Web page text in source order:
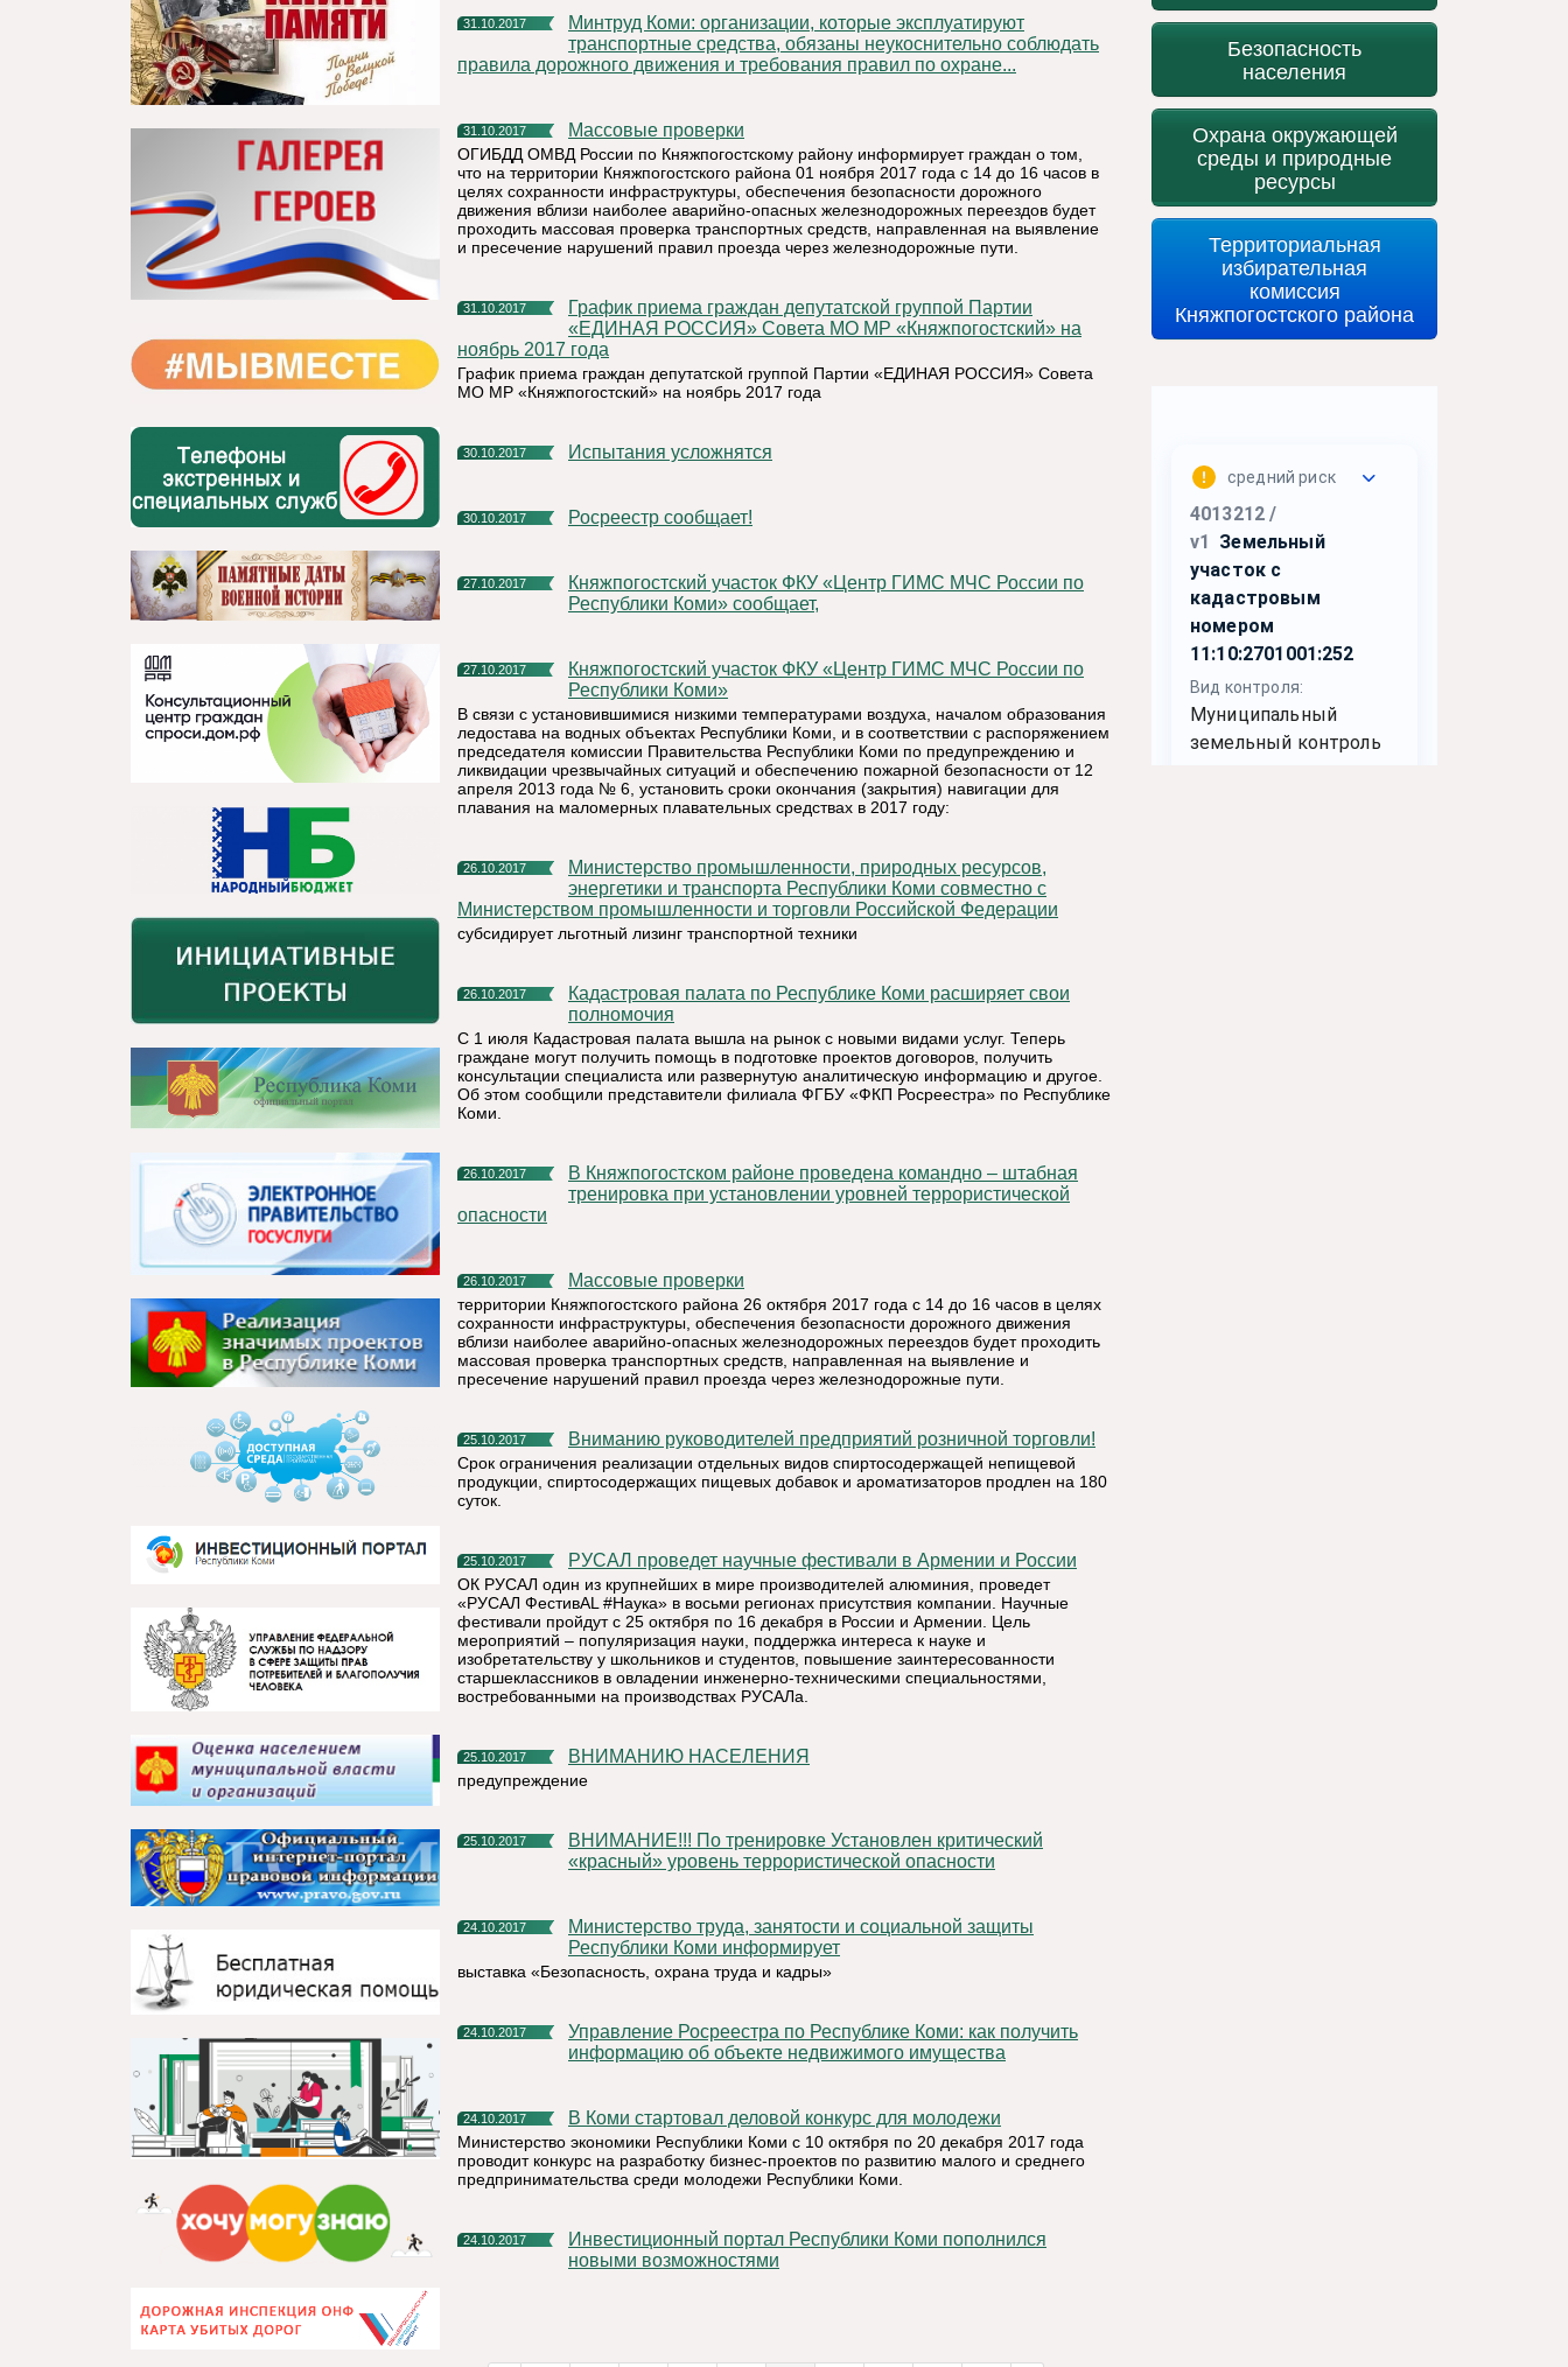
31.10.2017
Минтруд Коми: организации, которые эксплуатируют
транспортные средства, обязаны неукоснительно соблюдать
правила дорожного движения и требования правил по охране...
31.10.2017 Массовые проверки
ОГИБДД ОМВД России по Княжпогостскому району информирует граждан о том,
что на территории Княжпогостского района 01 ноября 2017 года с 14 до 16 часов в
целях сохранности инфраструктуры, обеспечения безопасности дорожного
движения вблизи наиболее аварийно-опасных железнодорожных переездов будет
проходить массовая проверка транспортных средств, направленная на выявление
и пресечение нарушений правил проезда через железнодорожные пути.
31.10.2017
График приема граждан депутатской группой Партии
«ЕДИНАЯ РОССИЯ» Совета МО МР «Княжпогостский» на
ноябрь 2017 года
График приема граждан депутатской группой Партии «ЕДИНАЯ РОССИЯ» Совета
МО МР «Княжпогостский» на ноябрь 2017 года
30.10.2017 Испытания усложнятся
30.10.2017 Росреестр сообщает!
27.10.2017
Княжпогостский участок ФКУ «Центр ГИМС МЧС России по
Республики Коми» сообщает,
27.10.2017
Княжпогостский участок ФКУ «Центр ГИМС МЧС России по
Республики Коми»
В связи с установившимися низкими температурами воздуха, началом образования
ледостава на водных объектах Республики Коми, и в соответствии с распоряжением
председателя комиссии Правительства Республики Коми по предупреждению и
ликвидации чрезвычайных ситуаций и обеспечению пожарной безопасности от 12
апреля 2013 года № 6, установить сроки окончания (закрытия) навигации для
плавания на маломерных плавательных средствах в 2017 году:
26.10.2017
Министерство промышленности, природных ресурсов,
энергетики и транспорта Республики Коми совместно с
Министерством промышленности и торговли Российской Федерации
субсидирует льготный лизинг транспортной техники
26.10.2017
Кадастровая палата по Республике Коми расширяет свои
полномочия
С 1 июля Кадастровая палата вышла на рынок с новыми видами услуг. Теперь
граждане могут получить помощь в подготовке проектов договоров, получить
консультации специалиста или развернутую аналитическую информацию и другое.
Об этом сообщили представители филиала ФГБУ «ФКП Росреестра» по Республике
Коми.
26.10.2017
В Княжпогостском районе проведена командно – штабная
тренировка при установлении уровней террористической
опасности
26.10.2017 Массовые проверки
территории Княжпогостского района 26 октября 2017 года с 14 до 16 часов в целях
сохранности инфраструктуры, обеспечения безопасности дорожного движения
вблизи наиболее аварийно-опасных железнодорожных переездов будет проходить
массовая проверка транспортных средств, направленная на выявление и
пресечение нарушений правил проезда через железнодорожные пути.
25.10.2017 Вниманию руководителей предприятий розничной торговли!
Срок ограничения реализации отдельных видов спиртосодержащей непищевой
продукции, спиртосодержащих пищевых добавок и ароматизаторов продлен на 180
суток.
25.10.2017 РУСАЛ проведет научные фестивали в Армении и России
ОК РУСАЛ один из крупнейших в мире производителей алюминия, проведет
«РУСАЛ ФестивАL #Наука» в восьми регионах присутствия компании. Научные
фестивали пройдут с 25 октября по 16 декабря в России и Армении. Цель
мероприятий – популяризация науки, поддержка интереса к науке и
изобретательству у школьников и студентов, повышение заинтересованности
старшеклассников в овладении инженерно-техническими специальностями,
востребованными на производствах РУСАЛа.
25.10.2017 ВНИМАНИЮ НАСЕЛЕНИЯ
предупреждение
25.10.2017
ВНИМАНИЕ!!! По тренировке Установлен критический
«красный» уровень террористической опасности
24.10.2017
Министерство труда, занятости и социальной защиты
Республики Коми информирует
выставка «Безопасность, охрана труда и кадры»
24.10.2017
Управление Росреестра по Республике Коми: как получить
информацию об объекте недвижимого имущества
24.10.2017 В Коми стартовал деловой конкурс для молодежи
Министерство экономики Республики Коми с 10 октября по 20 декабря 2017 года
проводит конкурс на разработку бизнес-проектов по развитию малого и среднего
предпринимательства среди молодежи Республики Коми.
24.10.2017
Инвестиционный портал Республики Коми пополнился
новыми возможностями
Безопасность
населения
Охрана окружающей
среды и природные
ресурсы
Территориальная
избирательная
комиссия
Княжпогостского района